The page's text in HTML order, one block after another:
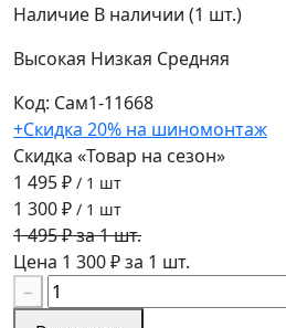
Наличие В наличии (1 шт.)
Высокая Низкая Средняя
Код: Сам1-11668
+Скидка 20% на шиномонтаж
Скидка «Товар на сезон»
1 495 ₽ / 1 шт
1 300 ₽ / 1 шт
1 495 ₽ за 1 шт.
Цена 1 300 ₽ за 1 шт.
−